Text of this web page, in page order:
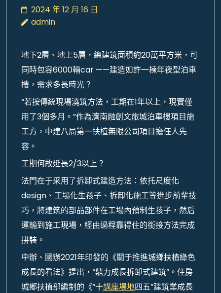
2024 年 12 月 16 日
admin
地下2層、地上5層，總建筑面積約20萬平方米，可
同時包容6000輛car ——建造如許一棟年夜型泊車
樓，需求多長時光？
“若按傳統現場澆筑方法，工期在1年以上，現實僅
用了3個多月。”作為濟南融創文旅城泊車樓項目施
工方，中建八局第一扶植無限公司項目擔任人先
容。
工期何故延長2/3以上？
法門在于采用了拆卸式建造方法：依托尺度化
design、工場化生孩子、拆卸化施工等進步前輩技
巧，將建筑的部品部件在工場內預制生孩子，然后
運輸到施工現場，經由過程靠得住的銜接方法完成
拼裝。
中辦、國辦2021年印發的《關于推進城鄉扶植綠色
成長的看法》提出，“鼎力成長拆卸式建筑”。住房
城鄉扶植部編制的《“十講座場地四五”建筑業成長